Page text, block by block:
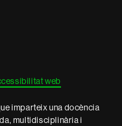
web
imparteix una docència
multidisciplinària i